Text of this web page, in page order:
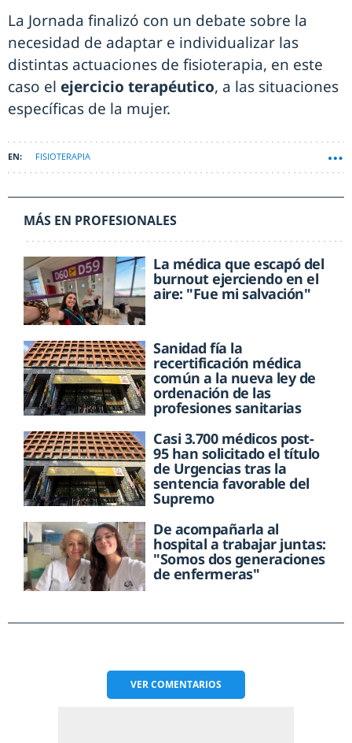
La Jornada finalizó con un debate sobre la
necesidad de adaptar e individualizar las
distintas actuaciones de fisioterapia, en este
caso el ejercicio terapéutico, a las situaciones
específicas de la mujer.
FISIOTERAPIA
MÁS EN PROFESIONALES
La médica que escapó del
burnout ejerciendo en el
aire: "Fue mi salvación"
Sanidad fía la
recertificación médica
común a la nueva ley de
ordenación de las
profesiones sanitarias
Casi 3.700 médicos post-
95 han solicitado el título
de Urgencias tras la
sentencia favorable del
Supremo
De acompañarla al
hospital a trabajar juntas:
"Somos dos generaciones
de enfermeras"
VERCOMENTARIOS